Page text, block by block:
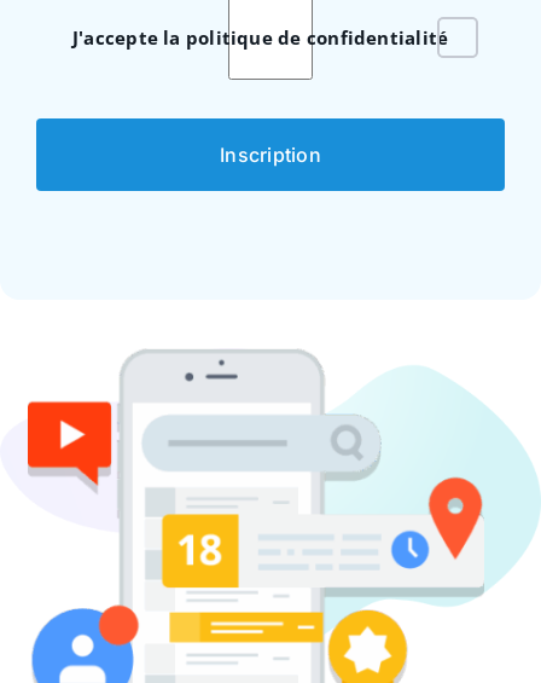
J'accepte la politique de confidentialité
Inscription